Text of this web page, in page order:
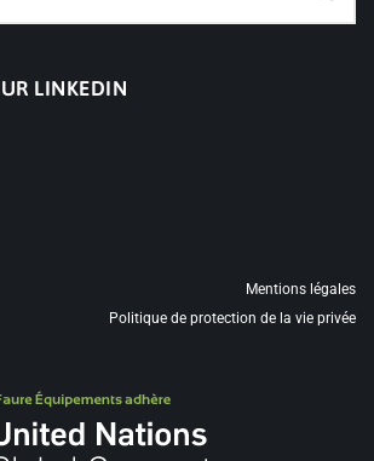
LINKEDIN
Mentions légales
Politique de protection de la vie privée